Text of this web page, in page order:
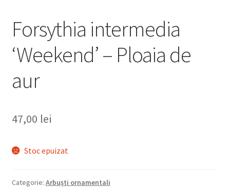
Forsythia intermedia
‘Weekend’ – Ploaia de
aur
47,00 lei
Stoc epuizat
Categorie: Arbuști ornamentali